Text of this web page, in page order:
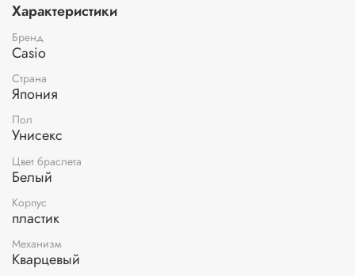
Характеристики
Бренд
Casio
Страна
Япония
Пол
Унисекс
Цвет браслета
Белый
Корпус
пластик
Механизм
Кварцевый